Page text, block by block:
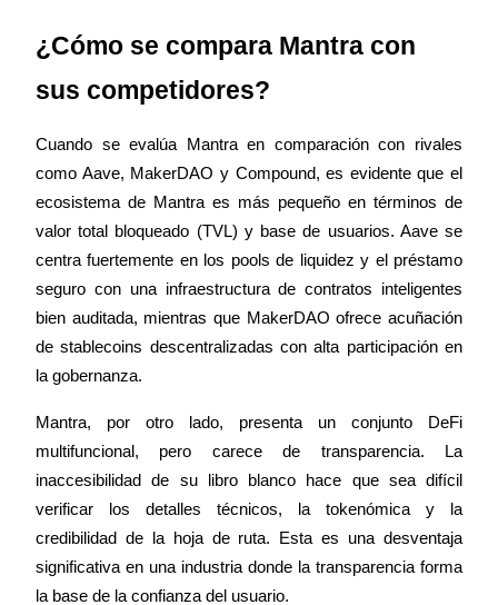
Earn
Gana recompensas competitivas diariamente
¿Cómo se compara Mantra con
sus competidores?
Cuando se evalúa Mantra en comparación con rivales
como Aave, MakerDAO y Compound, es evidente que el
ecosistema de Mantra es más pequeño en términos de
valor total bloqueado (TVL) y base de usuarios. Aave se
centra fuertemente en los pools de liquidez y el préstamo
seguro con una infraestructura de contratos inteligentes
bien auditada, mientras que MakerDAO ofrece acuñación
de stablecoins descentralizadas con alta participación en
la gobernanza.
Mantra, por otro lado, presenta un conjunto DeFi
multifuncional, pero carece de transparencia. La
inaccesibilidad de su libro blanco hace que sea difícil
verificar los detalles técnicos, la tokenómica y la
credibilidad de la hoja de ruta. Esta es una desventaja
significativa en una industria donde la transparencia forma
la base de la confianza del usuario.